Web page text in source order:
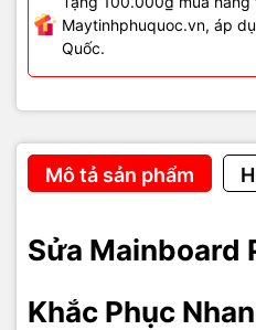
Maytinhphuquoc.vn, áp
Quốc.
Mô tả sản phẩm
Sửa Mainboard
Khắc Phục
Cơ sở 1:121 Nguyễn Trung
TP. Phú Quốc, Kiên Giang
📍Cơ sở 2:05 Hoàng Văn Thụ,
📞 Hotline tư vấn: 0908 249 891
🧰 Kỹ thuật: 0968 900 202
💬 Báo giá linh kiện & thiết bị:
Website:
http://
Giờ làm việc:8:00 – 18:00,